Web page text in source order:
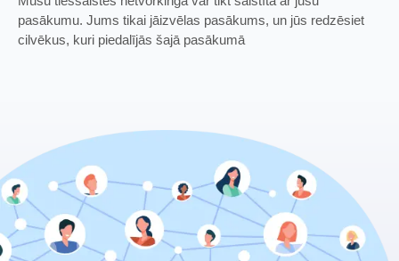
pasākumu. Jums tikai jāizvēlas pasākums, un jūs redzēsiet
cilvēkus, kuri piedalījās šajā pasākumā